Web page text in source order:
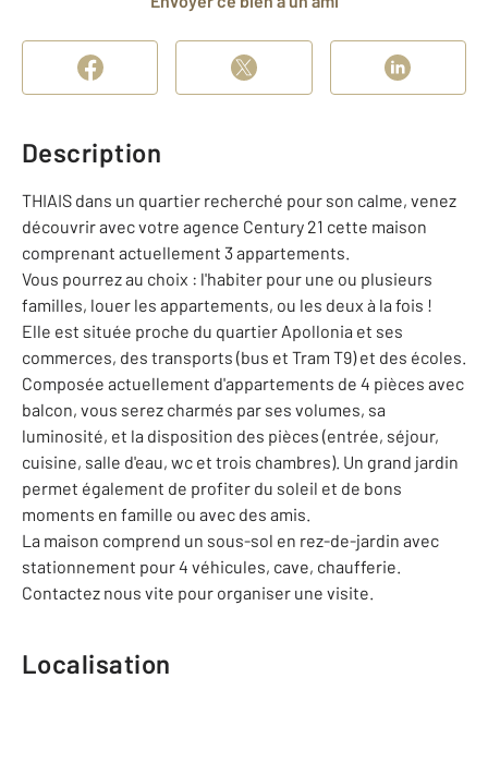
Description
THIAIS dans un quartier recherché pour son calme, venez
découvrir avec votre agence Century 21 cette maison
comprenant actuellement 3 appartements.
Vous pourrez au choix : l'habiter pour une ou plusieurs
familles, louer les appartements, ou les deux à la fois !
Elle est située proche du quartier Apollonia et ses
commerces, des transports (bus et Tram T9) et des écoles.
Composée actuellement d'appartements de 4 pièces avec
balcon, vous serez charmés par ses volumes, sa
luminosité, et la disposition des pièces (entrée, séjour,
cuisine, salle d'eau, wc et trois chambres). Un grand jardin
permet également de profiter du soleil et de bons
moments en famille ou avec des amis.
La maison comprend un sous-sol en rez-de-jardin avec
stationnement pour 4 véhicules, cave, chaufferie.
Contactez nous vite pour organiser une visite.
Localisation